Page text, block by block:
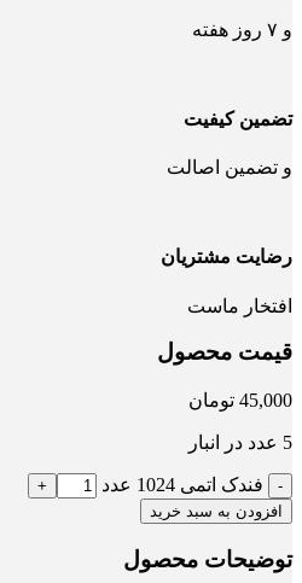
و ۷ روز هفته
تضمین کیفیت
و تضمین اصالت
رضایت مشتریان
افتخار ماست
قیمت محصول
45,000 تومان
5 عدد در انبار
فندک اتمی 1024 عدد
افزودن به سبد خرید
توضیحات محصول